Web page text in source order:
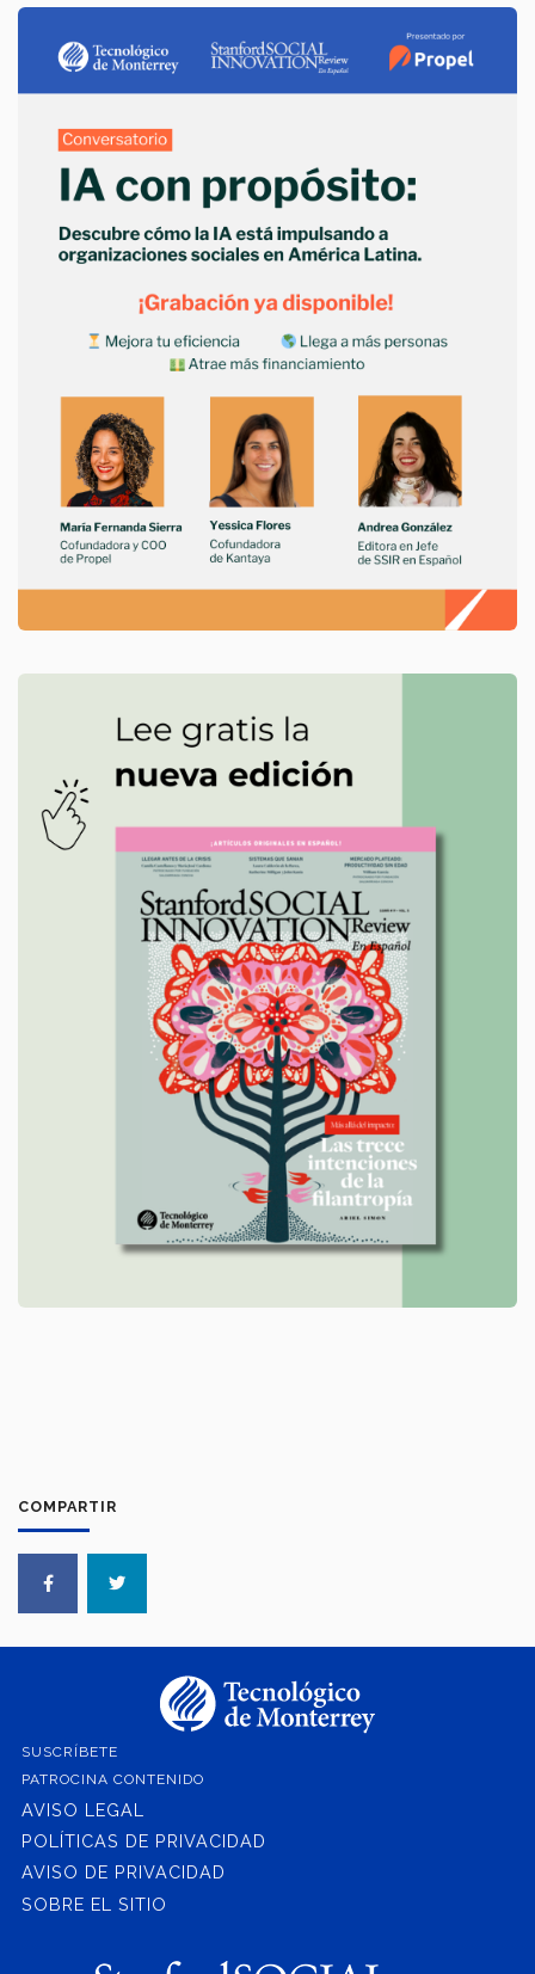
COMPARTIR
SUSCRÍBETE
PATROCINA CONTENIDO
AVISO LEGAL
POLÍTICAS DE PRIVACIDAD
AVISO DE PRIVACIDAD
SOBRE EL SITIO